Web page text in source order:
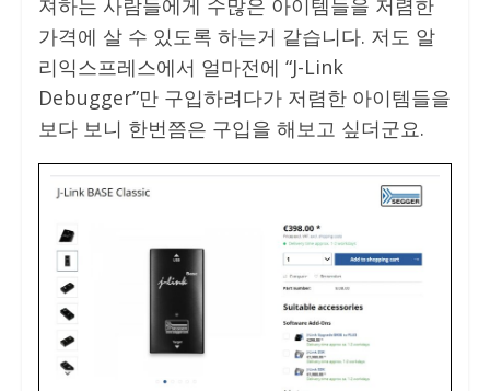
가격에 살 수 있도록 하는거 같습니다. 저도 알
리익스프레스에서 얼마전에 “J-Link
Debugger”만 구입하려다가 저렴한 아이템들을
보다 보니 한번쯤은 구입을 해보고 싶더군요.